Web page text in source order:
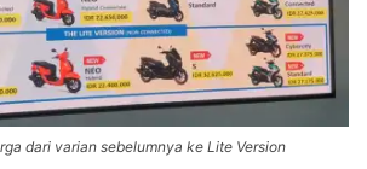
dari varian sebelumnya ke Lite Version